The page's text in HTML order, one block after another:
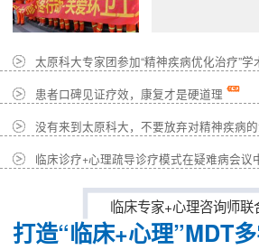
太原科大专家团参加“精神疾病优化治疗”学
患者口碑见证疗效，康复才是硬道理
没有来到太原科大，不要放弃对精神疾病
临床诊疗+心理疏导诊疗模式在疑难病会议
临床专家+心理咨询师联
打造“临床+心理”MDT